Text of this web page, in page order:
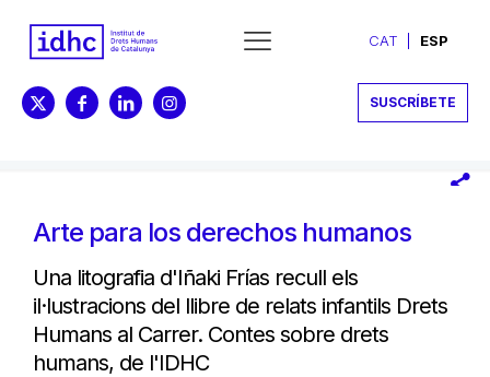
CAT ESP
SUSCRÍBETE
Arte para los derechos humanos
Una litografia d'Iñaki Frías recull els
il·lustracions del llibre de relats infantils Drets
Humans al Carrer. Contes sobre drets
humans, de l'IDHC